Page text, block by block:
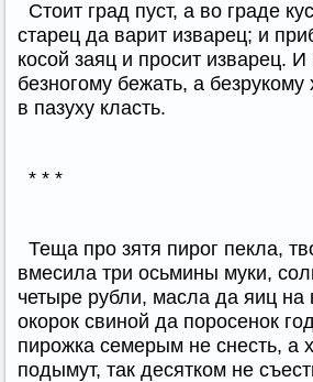
Стоит град пуст, а во граде
старец да варит изварец; и
косой заяц и просит изварец. И
безногому бежать, а безрукому
в пазуху класть.
* * *
Теща про зятя пирог пекла,
вмесила три осьмины муки,
четыре рубли, масла да яиц на
окорок свиной да поросенок
пирожка семерым не снесть, а
подымут, так десятком не